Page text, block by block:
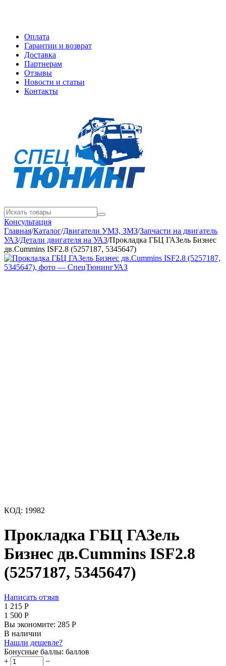
Оплата
Гарантии и возврат
Доставка
Партнерам
Отзывы
Новости и статьи
Контакты
Консультация
Главная/Каталог/Двигатели УМЗ, ЗМЗ/Запчасти на двигатель
УАЗ/Детали двигателя на УАЗ/Прокладка ГБЦ ГАЗель Бизнес
дв.Cummins ISF2.8 (5257187, 5345647)
КОД: 19982
Прокладка ГБЦ ГАЗель
Бизнес дв.Cummins ISF2.8
(5257187, 5345647)
Написать отзыв
1 215 Р
1 500 Р
Вы экономите: 285 Р
В наличии
Нашли дешевле?
Бонусные баллы: баллов
+
−